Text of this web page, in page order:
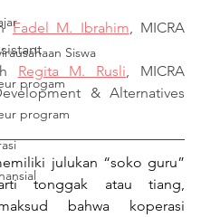
Siswa
progam
program
Fadel M. Ibrahim , MICRA
Regita M. Rusli , MICRA
& Alternatives
julukan “soko guru”
tonggak atau tiang,
bahwa koperasi